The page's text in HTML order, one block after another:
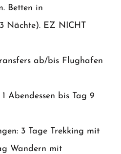
Betten in
Nächte). EZ NICHT
ab/bis Flughafen
Abendessen bis Tag 9
3 Tage Trekking mit
Wandern mit